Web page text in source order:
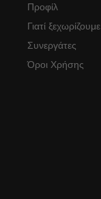
Προφίλ
Γιατί ξεχωρίζουμε
Συνεργάτες
Όροι Χρήσης